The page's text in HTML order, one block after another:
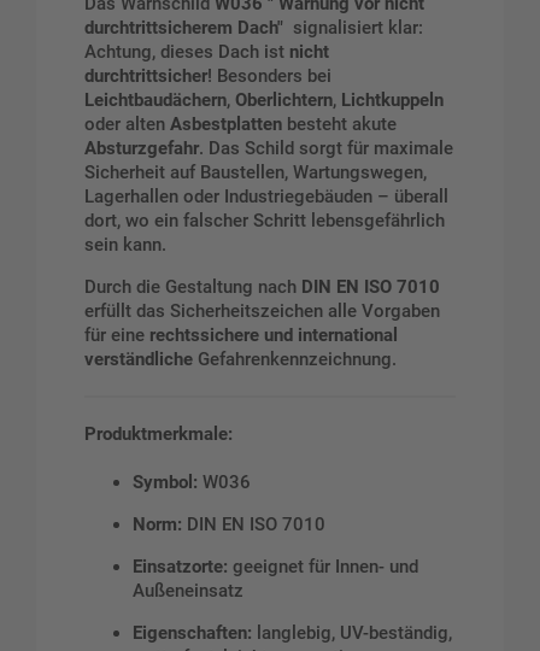
durchtrittsicherem Dach" signalisiert klar:
Achtung, dieses Dach ist nicht
durchtrittsicher! Besonders bei
Leichtbaudächern, Oberlichtern, Lichtkuppeln
oder alten Asbestplatten besteht akute
Absturzgefahr. Das Schild sorgt für maximale
Sicherheit auf Baustellen, Wartungswegen,
Lagerhallen oder Industriegebäuden – überall
dort, wo ein falscher Schritt lebensgefährlich
sein kann.
Durch die Gestaltung nach DIN EN ISO 7010
erfüllt das Sicherheitszeichen alle Vorgaben
für eine rechtssichere und international
verständliche Gefahrenkennzeichnung.
Produktmerkmale:
Symbol: W036
Norm: DIN EN ISO 7010
Einsatzorte: geeignet für Innen- und
Außeneinsatz
Eigenschaften: langlebig, UV-beständig,